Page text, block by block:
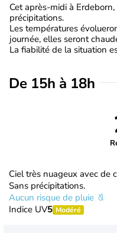
Cet après-midi à
précipitations.
Les températures
journée, elles seront
La fiabilité de la situation
De 15h à 18h
Ciel très nuageux avec de
Sans précipitations.
Aucun risque de pluie
Indice UV5 Modéré